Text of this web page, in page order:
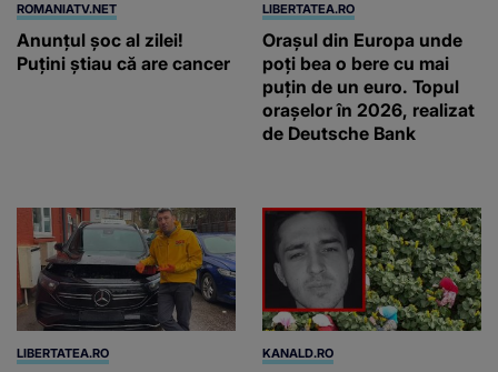
ROMANIATV.NET
Anunţul şoc al zilei!
Puţini ştiau că are cancer
LIBERTATEA.RO
Orașul din Europa unde
poți bea o bere cu mai
puțin de un euro. Topul
orașelor în 2026, realizat
de Deutsche Bank
LIBERTATEA.RO KANALD.RO